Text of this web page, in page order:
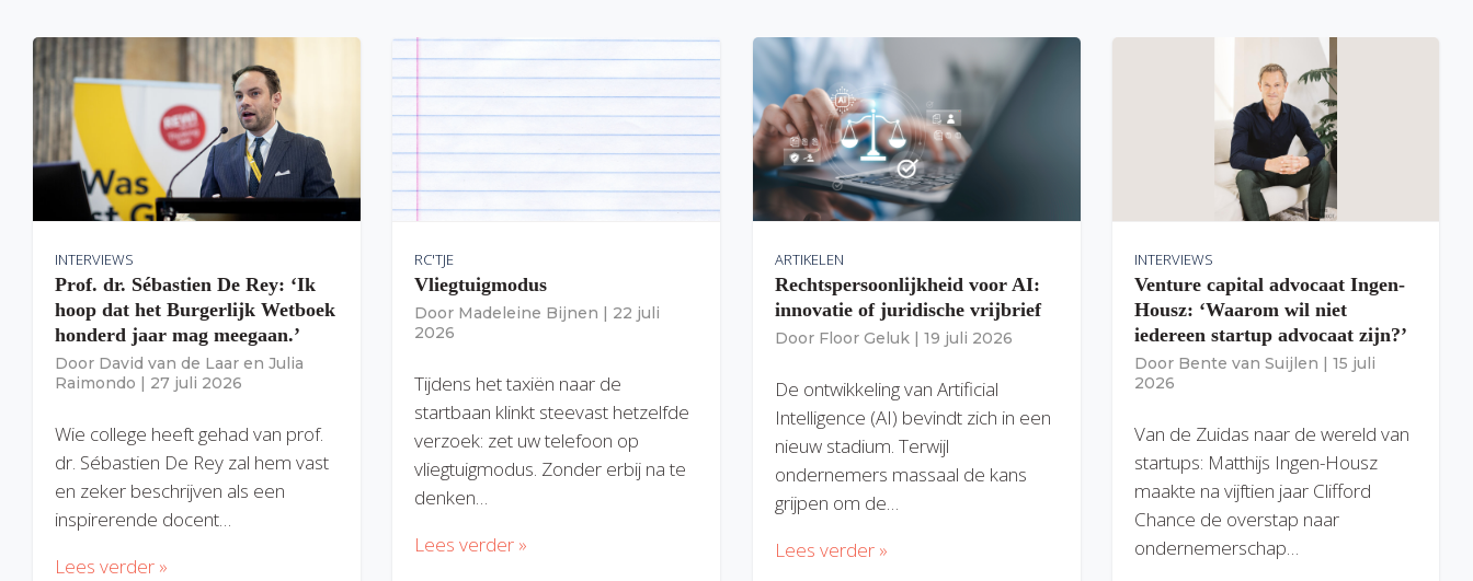
INTERVIEWS
Prof. dr. Sébastien De Rey: ‘Ik
hoop dat het Burgerlijk Wetboek
honderd jaar mag meegaan.’
Door David van de Laar en Julia
Raimondo | 27 juli 2026
Wie college heeft gehad van prof.
dr. Sébastien De Rey zal hem vast
en zeker beschrijven als een
inspirerende docent…
Lees verder »
RC'TJE
Vliegtuigmodus
Door Madeleine Bijnen | 22 juli
2026
Tijdens het taxiën naar de
startbaan klinkt steevast hetzelfde
verzoek: zet uw telefoon op
vliegtuigmodus. Zonder erbij na te
denken…
Lees verder »
ARTIKELEN
Rechtspersoonlijkheid voor AI:
innovatie of juridische vrijbrief
Door Floor Geluk | 19 juli 2026
De ontwikkeling van Artificial
Intelligence (AI) bevindt zich in een
nieuw stadium. Terwijl
ondernemers massaal de kans
grijpen om de…
Lees verder »
INTERVIEWS
Venture capital advocaat Ingen-
Housz: ‘Waarom wil niet
iedereen startup advocaat zijn?’
Door Bente van Suijlen | 15 juli
2026
Van de Zuidas naar de wereld van
startups: Matthijs Ingen-Housz
maakte na vijftien jaar Clifford
Chance de overstap naar
ondernemerschap…